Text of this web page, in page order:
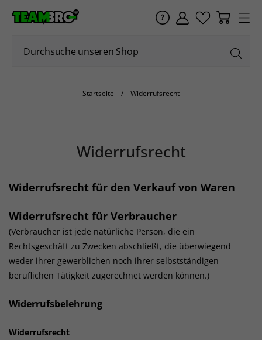
Startseite Widerrufsrecht
Widerrufsrecht
Widerrufsrecht für den Verkauf von Waren
Widerrufsrecht für Verbraucher
(Verbraucher ist jede natürliche Person, die ein
Rechtsgeschäft zu Zwecken abschließt, die überwiegend
weder ihrer gewerblichen noch ihrer selbstständigen
beruflichen Tätigkeit zugerechnet werden können.)
Widerrufsbelehrung
Widerrufsrecht